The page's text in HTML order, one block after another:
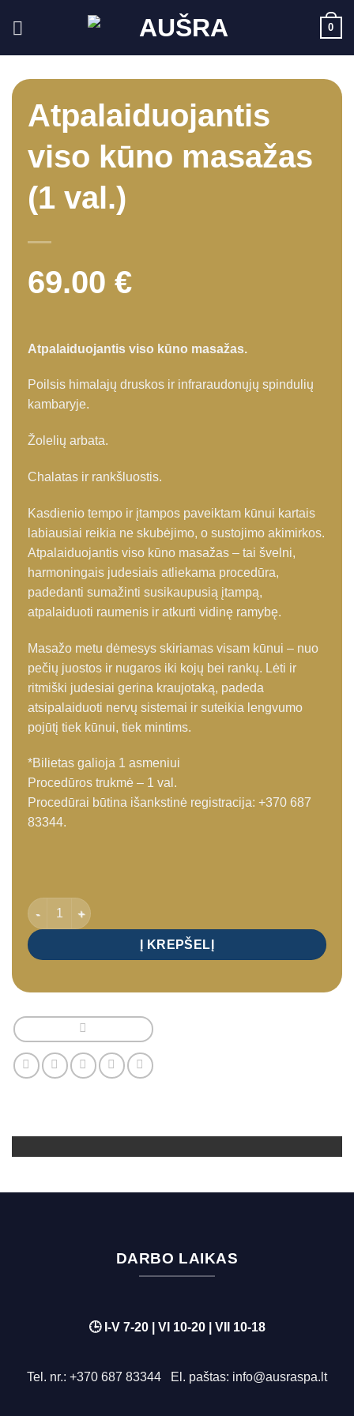
0
Atpalaiduojantis
viso kūno masažas
(1 val.)
69.00 €
Atpalaiduojantis viso kūno masažas.
Poilsis himalajų druskos ir infraraudonųjų spindulių
kambaryje.
Žolelių arbata.
Chalatas ir rankšluostis.
Kasdienio tempo ir įtampos paveiktam kūnui kartais
labiausiai reikia ne skubėjimo, o sustojimo akimirkos.
Atpalaiduojantis viso kūno masažas – tai švelni,
harmoningais judesiais atliekama procedūra,
padedanti sumažinti susikaupusią įtampą,
atpalaiduoti raumenis ir atkurti vidinę ramybę.
Masažo metu dėmesys skiriamas visam kūnui – nuo
pečių juostos ir nugaros iki kojų bei rankų. Lėti ir
ritmiški judesiai gerina kraujotaką, padeda
atsipalaiduoti nervų sistemai ir suteikia lengvumo
pojūtį tiek kūnui, tiek mintims.
*Bilietas galioja 1 asmeniui
Procedūros trukmė – 1 val.
Procedūrai būtina išankstinė registracija: +370 687
83344.
produkto kiekis: Atpalaiduojantis viso kūno masažas (1 val.)
Į KREPŠELĮ
DARBO LAIKAS
🕒 I-V 7-20 | VI 10-20 | VII 10-18
Tel. nr.: +370 687 83344 El. paštas: info@ausraspa.lt